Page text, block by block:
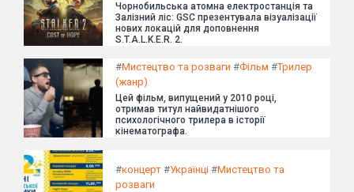
Чорнобильська атомна електростанція та
Залізний ліс: GSC презентувала візуалізації
нових локацій для доповнення
S.T.A.L.K.E.R. 2.
#Мистецтво та розваги #Фільм #Трилер
(жанр)
Цей фільм, випущений у 2010 році,
отримав титул найвидатнішого
психологічного трилера в історії
кінематографа.
#концерт #Українці #Мистецтво та
розваги